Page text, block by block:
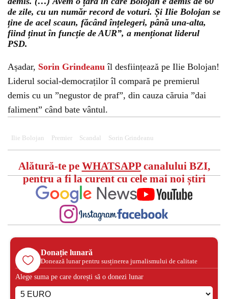
de zile, cu un număr record de voturi. Și Ilie Bolojan se
ține de acel scaun, făcând înțelegeri, până una-alta,
fiind ținut în funcție de AUR”, a menționat liderul
PSD.
Așadar, Sorin Grindeanu îl desființează pe Ilie Bolojan!
Liderul social-democraților îl compară pe premierul
demis cu un ”negustor de praf”, din cauza căruia ”dai
faliment” când bate vântul.
Ilie Bolojan Premier Scandal Sorin Grindeanu
Alătură-te pe WHATSAPPcanalului BZI,
pentru a fi la curent cu cele mai noi știri
Donație lunară
Donează lunar pentru susținerea jurnalismului de calitate
Alege suma pe care dorești să o donezi lunar